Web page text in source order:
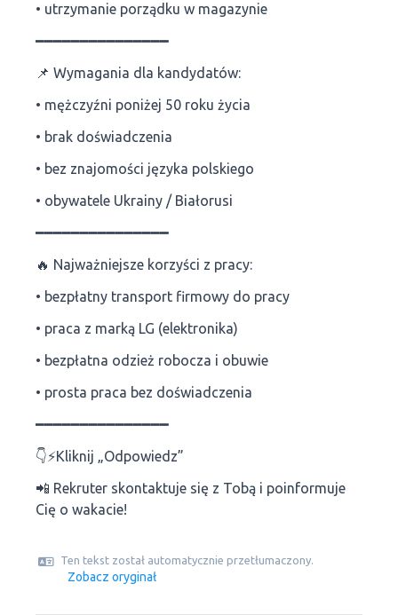
• utrzymanie porządku w magazynie
━━━━━━━━━━━━━━━
📌 Wymagania dla kandydatów:
• mężczyźni poniżej 50 roku życia
• brak doświadczenia
• bez znajomości języka polskiego
• obywatele Ukrainy / Białorusi
━━━━━━━━━━━━━━━
🔥 Najważniejsze korzyści z pracy:
• bezpłatny transport firmowy do pracy
• praca z marką LG (elektronika)
• bezpłatna odzież robocza i obuwie
• prosta praca bez doświadczenia
━━━━━━━━━━━━━━━
👇⚡️Kliknij „Odpowiedz”
📲 Rekruter skontaktuje się z Tobą i poinformuje
Cię o wakacie!
Ten tekst został automatycznie przetłumaczony.
Zobacz oryginał